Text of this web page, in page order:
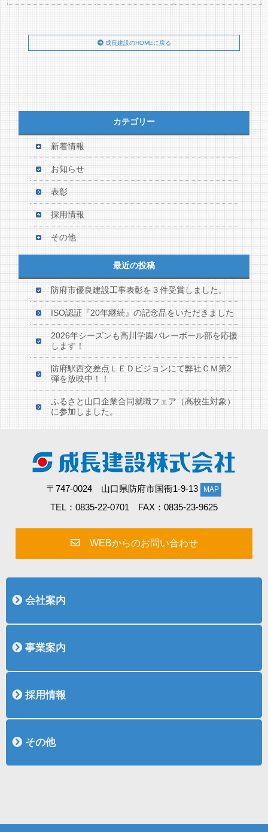
成長建設のHOMEに戻る
カテゴリー
新着情報
お知らせ
表彰
採用情報
その他
最近の投稿
防府市優良建設工事表彰を３件受賞しました。
ISO認証『20年継続』の記念品をいただきました
2026年シーズンも高川学園バレーボール部を応援
します！
防府駅西交差点ＬＥＤビジョンにて弊社ＣＭ第2
弾を放映中！！
ふるさと山口企業合同就職フェア（高校生対象）
に参加しました。
〒747-0024 山口県防府市国衙1-9-13 MAP
TEL：0835-22-0701 FAX：0835-23-9625
WEBからのお問い合わせ
会社案内
事業案内
採用情報
その他